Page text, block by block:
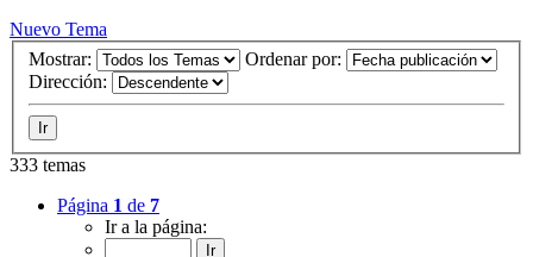
Nuevo Tema
Mostrar:
Ordenar por:
Dirección:
333 temas
Página 1 de 7
Ir a la página: